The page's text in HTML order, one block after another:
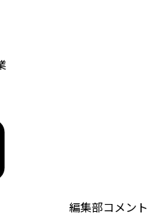
編集部コメント